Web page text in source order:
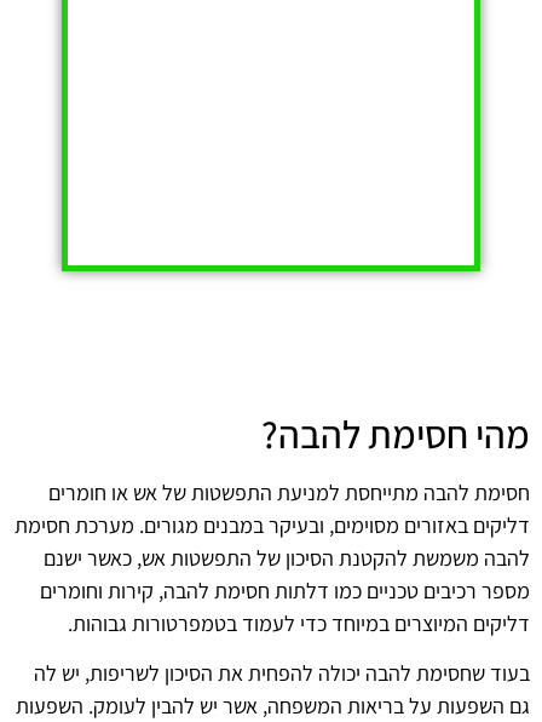
מהי חסימת להבה?
חסימת להבה מתייחסת למניעת התפשטות של אש או חומרים
דליקים באזורים מסוימים, ובעיקר במבנים מגורים. מערכת חסימת
להבה משמשת להקטנת הסיכון של התפשטות אש, כאשר ישנם
מספר רכיבים טכניים כמו דלתות חסימת להבה, קירות וחומרים
דליקים המיוצרים במיוחד כדי לעמוד בטמפרטורות גבוהות.
בעוד שחסימת להבה יכולה להפחית את הסיכון לשריפות, יש לה
גם השפעות על בריאות המשפחה, אשר יש להבין לעומק. השפעות